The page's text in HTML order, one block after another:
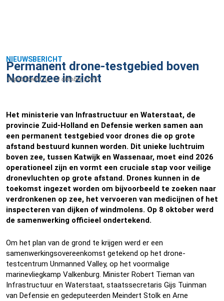
NIEUWSBERICHT
Permanent drone-testgebied boven
Noordzee in zicht
Gepubliceerd op: 13 oktober, 2025
Het ministerie van Infrastructuur en Waterstaat, de
provincie Zuid-Holland en Defensie werken samen aan
een permanent testgebied voor drones die op grote
afstand bestuurd kunnen worden. Dit unieke luchtruim
boven zee, tussen Katwijk en Wassenaar, moet eind 2026
operationeel zijn en vormt een cruciale stap voor veilige
dronevluchten op grote afstand. Drones kunnen in de
toekomst ingezet worden om bijvoorbeeld te zoeken naar
verdronkenen op zee, het vervoeren van medicijnen of het
inspecteren van dijken of windmolens. Op 8 oktober werd
de samenwerking officieel ondertekend.
Om het plan van de grond te krijgen werd er een
samenwerkingsovereenkomst getekend op het drone-
testcentrum Unmanned Valley, op het voormalige
marinevliegkamp Valkenburg. Minister Robert Tieman van
Infrastructuur en Waterstaat, staatssecretaris Gijs Tuinman
van Defensie en gedeputeerden Meindert Stolk en Arne